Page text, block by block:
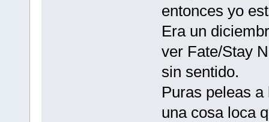
entonces yo
Era un
ver Fate/Stay
sin sentido.
Puras peleas
una cosa loca